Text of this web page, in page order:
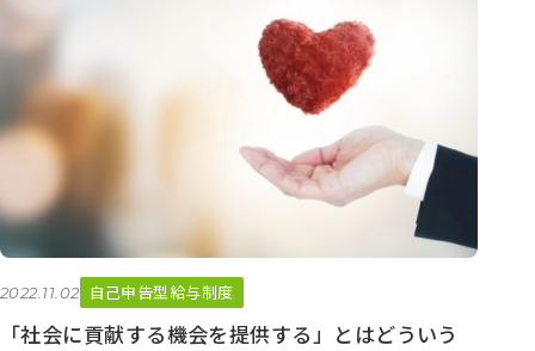
ブ
2022.11.02 自己申告型給与制度
「社会に貢献する機会を提供する」とはどういう